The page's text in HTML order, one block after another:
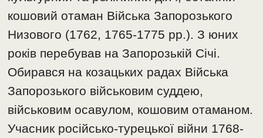
кошовий отаман Війська Запорозького
Низового (1762, 1765-1775 рр.). З юних
років перебував на Запорозькій Січі.
Обирався на козацьких радах Війська
Запорозького військовим суддею,
військовим осавулом, кошовим отаманом.
Учасник російсько-турецької війни 1768-